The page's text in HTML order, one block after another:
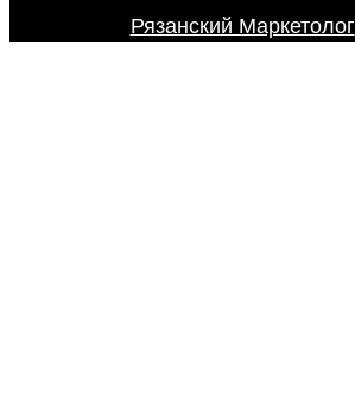
Рязанский Маркетолог